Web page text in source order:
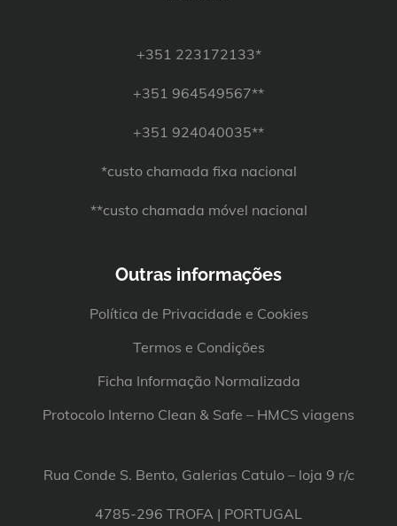
+351 223172133*
+351 964549567**
+351 924040035**
*custo chamada fixa nacional
**custo chamada móvel nacional
Outras informações
Política de Privacidade e Cookies
Termos e Condições
Ficha Informação Normalizada
Protocolo Interno Clean & Safe – HMCS viagens
Rua Conde S. Bento, Galerias Catulo – loja 9 r/c
4785-296 TROFA | PORTUGAL